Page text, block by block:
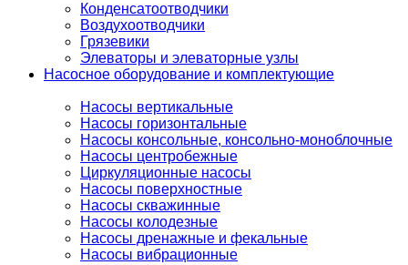
Конденсатоотводчики
Воздухоотводчики
Грязевики
Элеваторы и элеваторные узлы
Насосное оборудование и комплектующие
Насосы вертикальные
Насосы горизонтальные
Насосы консольные, консольно-моноблочные
Насосы центробежные
Циркуляционные насосы
Насосы поверхностные
Насосы скважинные
Насосы колодезные
Насосы дренажные и фекальные
Насосы вибрационные